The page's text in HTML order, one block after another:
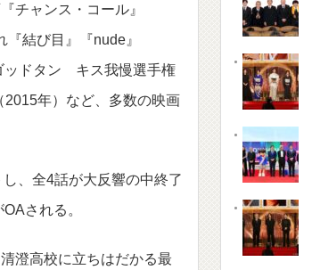
チャンス・コール』
結び目』『nude』
ッドタン キス我慢選手権
年）など、多数の映画
、全4話が大反響の中終了
される。
澄高校に立ちはだかる最